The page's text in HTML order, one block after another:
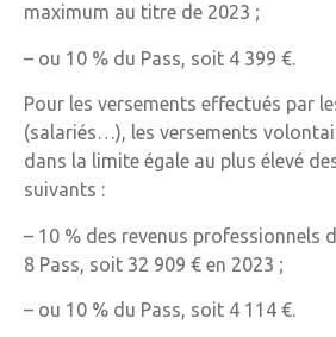
maximum au titre de 2023 ;
– ou 10 % du Pass, soit 4 399 €.
Pour les versements effectués par
(salariés…), les versements
dans la limite égale au plus élevé
suivants :
– 10 % des revenus professionnels
8 Pass, soit 32 909 € en 2023 ;
– ou 10 % du Pass, soit 4 114 €.